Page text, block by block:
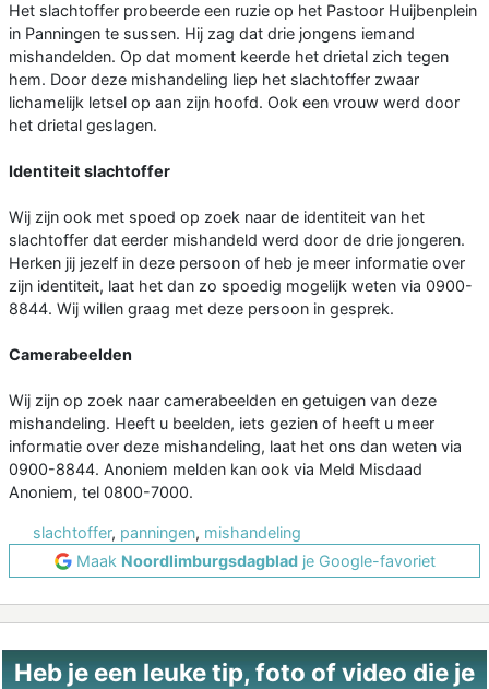
Het slachtoffer probeerde een ruzie op het Pastoor Huijbenplein
in Panningen te sussen. Hij zag dat drie jongens iemand
mishandelden. Op dat moment keerde het drietal zich tegen
hem. Door deze mishandeling liep het slachtoffer zwaar
lichamelijk letsel op aan zijn hoofd. Ook een vrouw werd door
het drietal geslagen.
Identiteit slachtoffer
Wij zijn ook met spoed op zoek naar de identiteit van het
slachtoffer dat eerder mishandeld werd door de drie jongeren.
Herken jij jezelf in deze persoon of heb je meer informatie over
zijn identiteit, laat het dan zo spoedig mogelijk weten via 0900-
8844. Wij willen graag met deze persoon in gesprek.
Camerabeelden
Wij zijn op zoek naar camerabeelden en getuigen van deze
mishandeling. Heeft u beelden, iets gezien of heeft u meer
informatie over deze mishandeling, laat het ons dan weten via
0900-8844. Anoniem melden kan ook via Meld Misdaad
Anoniem, tel 0800-7000.
slachtoffer, panningen, mishandeling
Maak Noordlimburgsdagbladje Google-favoriet
Heb je een leuke tip, foto of video die je